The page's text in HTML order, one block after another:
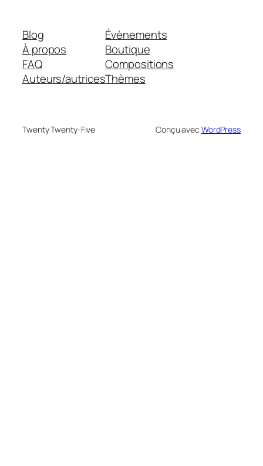
Blog
À propos
FAQ
Auteurs/autrices
Évènements
Boutique
Compositions
Thèmes
Twenty Twenty-Five Conçu avec WordPress